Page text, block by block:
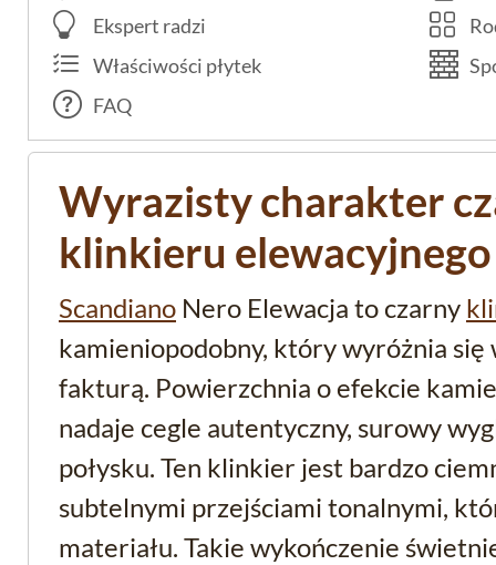
Ekspert radzi
Właściwości płytek
FAQ
Wyrazisty charakter
klinkieru elewacyjnego
Scandiano Nero Elewacja to czarny
kamieniopodobny, który wyróżnia się
fakturą. Powierzchnia o efekcie
nadaje cegle autentyczny, surowy
połysku. Ten klinkier jest bardzo
subtelnymi przejściami tonalnymi,
materiału. Takie wykończenie